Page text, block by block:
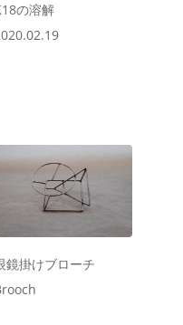
の溶解
鏡掛けブローチ